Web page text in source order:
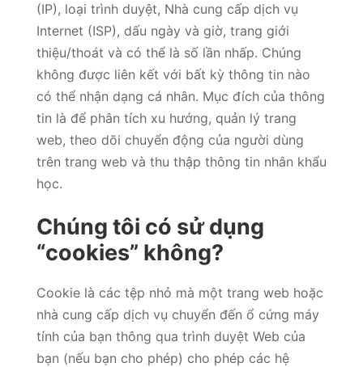
(IP), loại trình duyệt, Nhà cung cấp dịch vụ
Internet (ISP), dấu ngày và giờ, trang giới
thiệu/thoát và có thể là số lần nhấp. Chúng
không được liên kết với bất kỳ thông tin nào
có thể nhận dạng cá nhân. Mục đích của thông
tin là để phân tích xu hướng, quản lý trang
web, theo dõi chuyển động của người dùng
trên trang web và thu thập thông tin nhân khẩu
học.
Chúng tôi có sử dụng
“cookies” không?
Cookie là các tệp nhỏ mà một trang web hoặc
nhà cung cấp dịch vụ chuyển đến ổ cứng máy
tính của bạn thông qua trình duyệt Web của
bạn (nếu bạn cho phép) cho phép các hệ